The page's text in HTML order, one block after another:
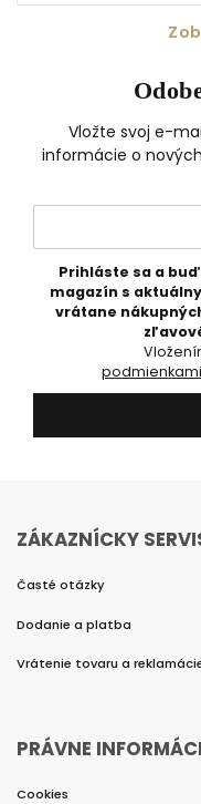
celoročné nosenie
Vložte svoj e-
informácie o
Prihláste sa a
magazín s
vrátane
ZÁKAZNÍCKY
Časté otázky
Dodanie a platba
Vrátenie tovaru a
PRÁVNE
Cookies